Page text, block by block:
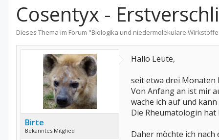
Cosentyx -
Dieses Thema im Forum "Biologika und niedermolekulare Wirkstoffe
Birte
Bekanntes Mitglied
Hallo Leute,
seit etwa drei Monaten
Von Anfang an ist mir
wache ich auf und
Die Rheumatologin
Daher möchte ich